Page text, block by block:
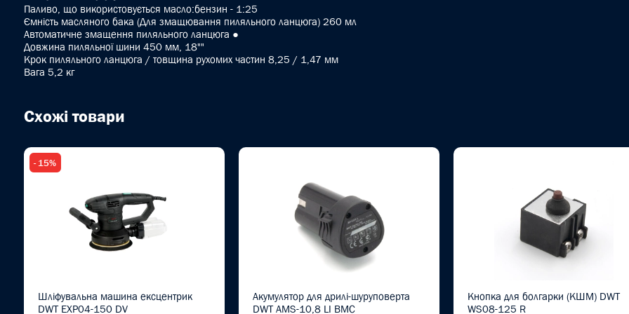
Паливо, що використовується масло:бензин - 1:25
Ємність масляного бака (Для змащювання пиляльного ланцюга) 260 мл
Автоматичне змащення пиляльного ланцюга ●
Довжина пиляльної шини 450 мм, 18""
Kрок пиляльного ланцюга / товщина рухомих частин 8,25 / 1,47 мм
Вага 5,2 кг
Схожі товари
- 15%
Шліфувальна машина ексцентрик
DWT EXP04-150 DV
Акумулятор для дрилі-шуруповерта
DWT AMS-10,8 LI BMC
Кнопка для болгарки (КШМ) DWT
WS08-125 R